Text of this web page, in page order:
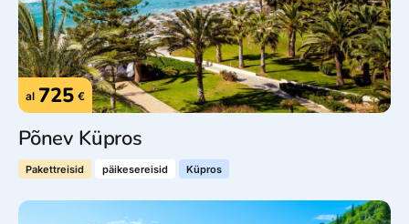
al 725 €
Põnev Küpros
Pakettreisid päikesereisid Küpros